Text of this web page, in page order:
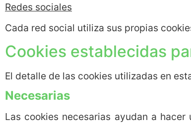
Redes sociales
Cada red social utiliza sus propias
Cookies establecidas
El detalle de las cookies utilizadas en
Necesarias
Las cookies necesarias ayudan a